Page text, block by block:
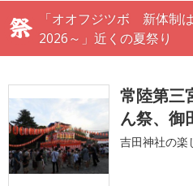
「オオフジツボ 新体制
2026～」近くの夏祭り
常陸第
ん祭、御
吉田神社の楽